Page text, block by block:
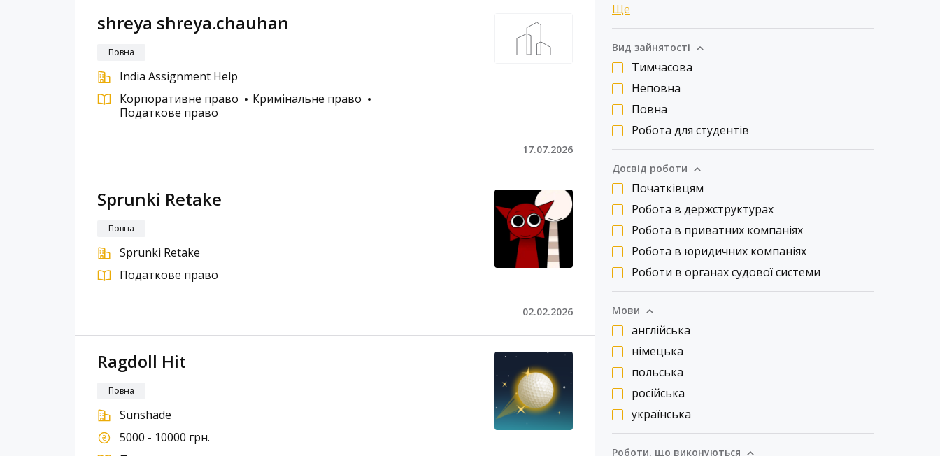
Ще
Вид зайнятості
Тимчасова
Неповна
Повна
Робота для студентів
Досвід роботи
Початківцям
Робота в держструктурах
Робота в приватних компаніях
Робота в юридичних компаніях
Роботи в органах судової системи
Мови
англійська
німецька
польська
російська
українська
Роботи, що виконуються
shreya shreya.chauhan
Повна
India Assignment Help
Корпоративне право
Кримінальне право
Податкове право
17.07.2026
Sprunki Retake
Повна
Sprunki Retake
Податкове право
02.02.2026
Ragdoll Hit
Повна
Sunshade
5000 - 10000 грн.